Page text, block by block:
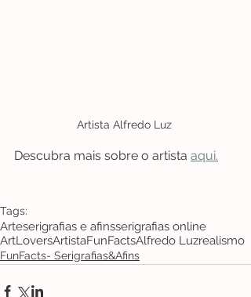
Artista Alfredo Luz
Descubra mais sobre o artista aqui.
Tags:
Arteserigrafias e afinsserigrafias online
ArtLoversArtistaFunFactsAlfredo Luzrealismo
FunFacts- Serigrafias&Afins